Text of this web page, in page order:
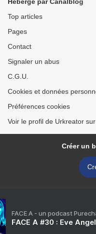
Top articles
Pages
Contact
Signaler un abus
C.G.U.
Cookies et données
Préférences cookies
Voir le profil de Urkreator
Créer un
FACE A - un podcast
FACE A #30 : Eve